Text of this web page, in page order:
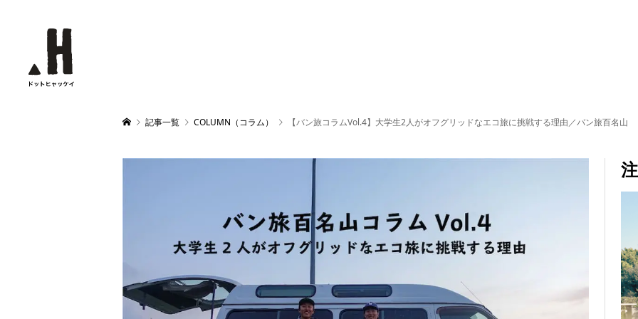
記事一覧 COLUMN（コラム） 【バン旅コラムVol.4】大学生2人がオフグリッドなエコ旅に挑戦する理由／バン旅百名山